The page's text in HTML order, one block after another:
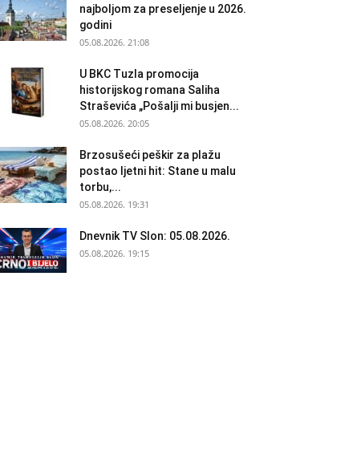
najboljom za preseljenje u 2026.
godini
05.08.2026. 21:08
U BKC Tuzla promocija
historijskog romana Saliha
Straševića „Pošalji mi busjen...
05.08.2026. 20:05
Brzosušeći peškir za plažu
postao ljetni hit: Stane u malu
torbu,...
05.08.2026. 19:31
Dnevnik TV Slon: 05.08.2026.
05.08.2026. 19:15